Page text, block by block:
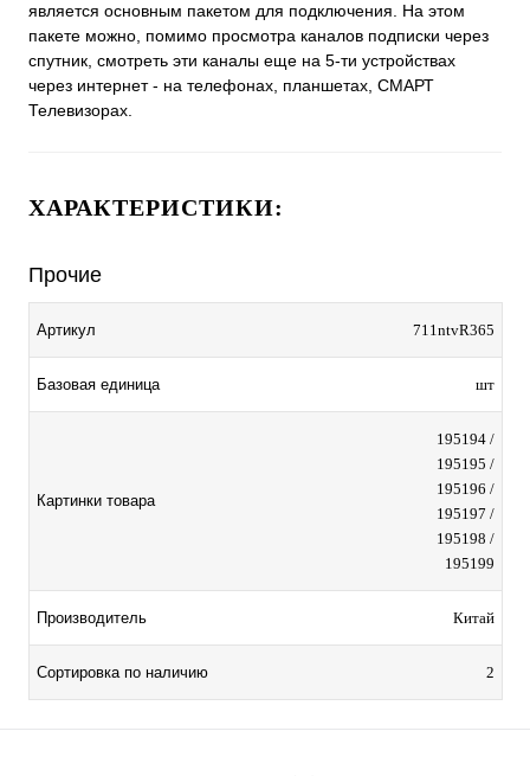
является основным пакетом для подключения. На этом
пакете можно, помимо просмотра каналов подписки через
спутник, смотреть эти каналы еще на 5-ти устройствах
через интернет - на телефонах, планшетах, СМАРТ
Телевизорах.
ХАРАКТЕРИСТИКИ:
Прочие
Артикул 711ntvR365
Базовая единица шт
Картинки товара
195194 /
195195 /
195196 /
195197 /
195198 /
195199
Производитель Китай
Сортировка по наличию 2